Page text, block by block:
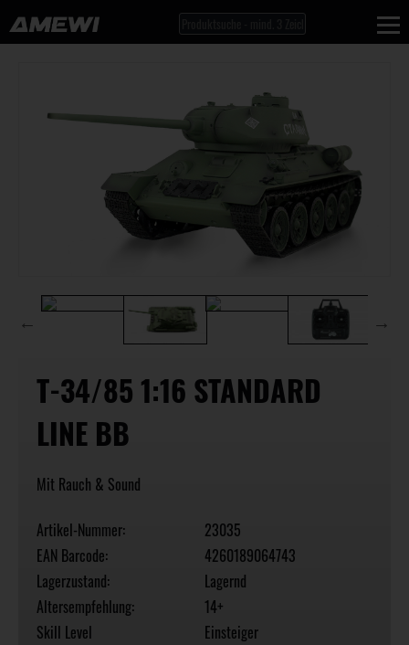
T-34/85 1:16 STANDARD
LINE BB
Mit Rauch & Sound
Artikel-Nummer:
23035
EAN Barcode:
4260189064743
Lagerzustand:
Lagernd
Altersempfehlung:
14+
Skill Level
Einsteiger